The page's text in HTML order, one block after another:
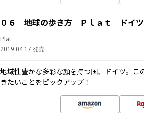
０６ 地球の歩き方 Ｐｌａｔ ドイツ
Plat
2019.04.17 発売
地域性豊かな多彩な顔を持つ国、ドイツ。
きたいことをピックアップ！